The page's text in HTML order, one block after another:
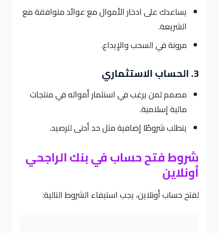
يساعدك على ادخار الأموال مع عوائد متوافقة مع
الشريعة.
مرونة في السحب والإيداع.
3. الحساب الاستثماري
مصمم لمن يرغب في استثمار أمواله في منتجات
مالية إسلامية.
يتطلب شروطًا إضافية مثل حد أدنى للرصيد.
شروط فتح حساب في بنك الراجحي
أونلاين
لفتح حساب أونلاين، يجب استيفاء الشروط التالية: